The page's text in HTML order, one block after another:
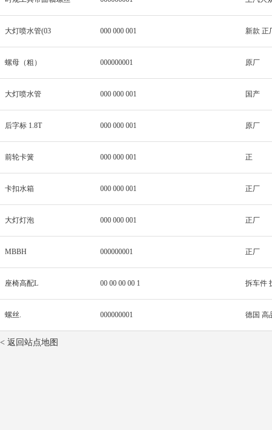
大灯喷水管(03 000 000 001 新款 正
螺母（粗） 000000001 原厂
大灯喷水管 000 000 001 国产
后字标 1.8T 000 000 001 原厂
前轮卡簧 000 000 001 正
卡扣水箱 000 000 001 正厂
大灯灯泡 000 000 001 正厂
MBBH 000000001 正厂
座椅高配L 00 00 00 00 1 拆车件
螺丝. 000000001 德国 高
< 返回站点地图